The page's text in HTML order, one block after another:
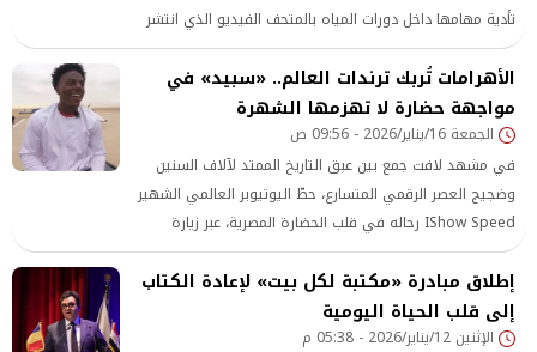
تأدية مهامها داخل دورات المياه بالمتحف الفيديو الذي انتشر
بسرعة على مواقع التواصل الاجتماعي أظهر العاملة بابتسامتها
الدائمة وروحها الإيجابية، ما جعلها محط أنظار المتابعين
وموضوع حديث بين السائحين.
الأهرامات تُربك ترندات العالم.. «سبيد» في
مواجهة حضارة لا تهزمها الشهرة
الجمعة 16/يناير/2026 - 09:56 ص
في مشهد لافت جمع بين عبق التاريخ الممتد لآلاف السنين
وضجيج العصر الرقمي المتسارع، حطّ اليوتيوبر العالمي الشهير
IShow Speed رحاله في قلب الحضارة المصرية، عبر زيارة
استثنائية لمنطقة أهرامات الجيزة والمتحف المصري الكبير، في
تجربة تحولت من جولة سياحية تقليدية إلى حدث إعلامي
عالمي، تابع تفاصيله ملايين المتابعين حول العالم لحظة بلحظة.
الزيارة لم تكن مجرد حضور عابر لمؤثر
إطلاق مبادرة «مكتبة لكل بيت» لإعادة الكتاب
إلى قلب الحياة اليومية
الإثنين 12/يناير/2026 - 05:38 م